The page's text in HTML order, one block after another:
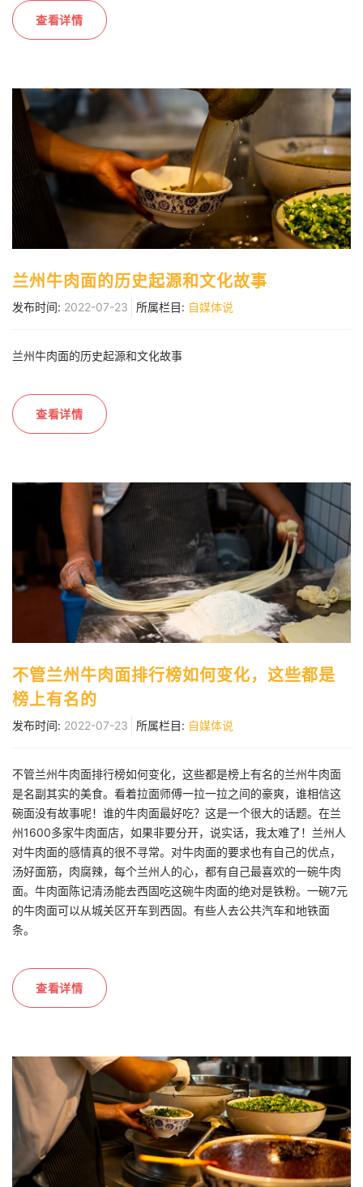
查看详情
兰州牛肉面的历史起源和文化故事
发布时间: 2022-07-23 所属栏目: 自媒体说
兰州牛肉面的历史起源和文化故事
查看详情
不管兰州牛肉面排行榜如何变化，这些都是
榜上有名的
发布时间: 2022-07-23 所属栏目: 自媒体说
不管兰州牛肉面排行榜如何变化，这些都是榜上有名的兰州牛肉面
是名副其实的美食。看着拉面师傅一拉一拉之间的豪爽，谁相信这
碗面没有故事呢！谁的牛肉面最好吃？这是一个很大的话题。在兰
州1600多家牛肉面店，如果非要分开，说实话，我太难了！兰州人
对牛肉面的感情真的很不寻常。对牛肉面的要求也有自己的优点，
汤好面筋，肉腐辣，每个兰州人的心，都有自己最喜欢的一碗牛肉
面。牛肉面陈记清汤能去西固吃这碗牛肉面的绝对是铁粉。一碗7元
的牛肉面可以从城关区开车到西固。有些人去公共汽车和地铁面
条。
查看详情